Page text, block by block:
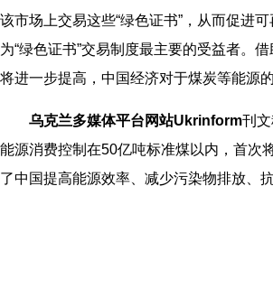
该市场上交易这些“绿色证书”，从而促进
为“绿色证书”交易制度最主要的受益者。
将进一步提高，中国经济对于煤炭等能源
乌克兰多媒体平台网站Ukrinform刊
能源消费控制在50亿吨标准煤以内，首次
了中国提高能源效率、减少污染物排放、